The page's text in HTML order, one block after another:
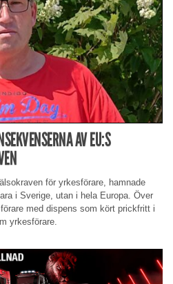
AV EU:S
för yrkesförare, hamnade
i Sverige, utan i hela Europa. Över
med dispens som kört prickfritt i
yrkesförare.